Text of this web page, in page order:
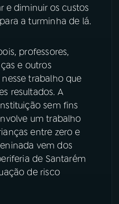
X
e diminuir os custos
a turminha de lá.
professores,
e outros
trabalho que
resultados. A
sem fins
um trabalho
entre zero e
vem dos
de Santarém
de risco